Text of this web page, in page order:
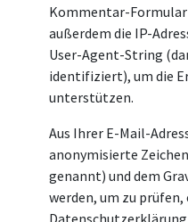
Kommentar-
außerdem die IP-
User-Agent-String
identifiziert), um die
unterstützen.
Aus Ihrer E-Mail-
anonymisierte
genannt) und dem
werden, um zu prüfen,